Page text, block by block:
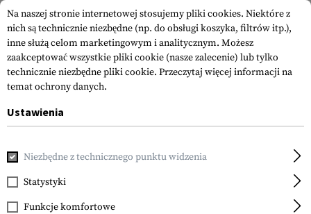
Magpul
MOE AK+ Grip
Na naszej stronie internetowej stosujemy pliki cookies. Niektóre z
nich są technicznie niezbędne (np. do obsługi koszyka, filtrów itp.),
inne służą celom marketingowym i analitycznym. Możesz
zaakceptować wszystkie pliki cookie (nasze zalecenie) lub tylko
technicznie niezbędne pliki cookie. Przeczytaj więcej informacji na
temat ochrony danych.
Ustawienia
Niezbędne z technicznego punktu widzenia
Statystyki
Funkcje komfortowe